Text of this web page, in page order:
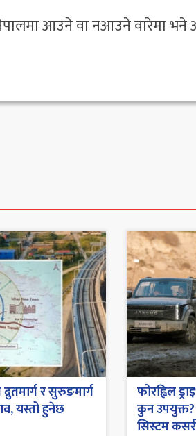
नेपालमा आउने वा नआउने वारेमा
र सुरुङमार्ग
यस्तो हुनेछ
फोरह्विल
कुन उपयुक्त?
सिस्टम